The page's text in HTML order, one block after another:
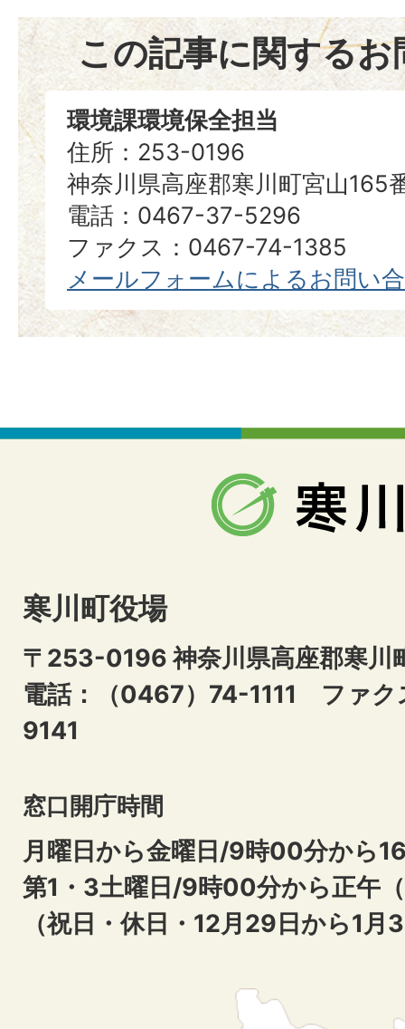
この記事に関するお
環境課環境保全担当
住所：253-0196
神奈川県高座郡寒川町宮山165
電話：0467-37-5296
ファクス：0467-74-1385
メールフォームによるお問い
寒川町役場
〒253-0196 神奈川県高座郡寒川
電話：（0467）74-1111 ファ
9141
窓口開庁時間
月曜日から金曜日/9時00分から
第1・3土曜日/9時00分から正午
（祝日・休日・12月29日から1月